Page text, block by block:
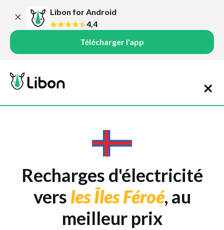
Libon for Android
4,4
Télécharger l'app
Recharges d'électricité
vers les Îles Féroé, au
meilleur prix